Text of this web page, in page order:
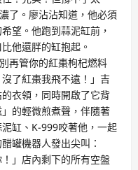
了。廖沾沾知道，他必須
望。他跑到蒜泥缸前，
他還胖的缸抱起。
再管你的紅棗枸杞燃料
了紅棗我飛不遠！」吉
衣領，同時開啟了它背
的輕微煎煮聲，伴隨著
缸、K-999咬著他，一起
罐機器人發出尖叫：
！」店內剩下的所有空盤